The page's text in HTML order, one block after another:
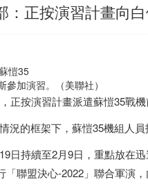
：正按演習計畫向
加演習。（美聯社）
正按演習計畫派遣蘇愷35戰
的框架下，蘇愷35機組人員
日持續至2月9日，重點放在
聯盟決心-2022」聯合軍演